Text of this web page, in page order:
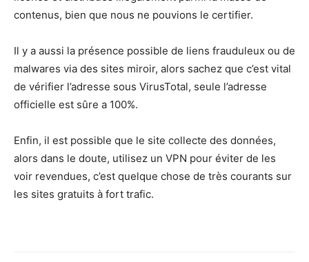
contenus, bien que nous ne pouvions le certifier.
Il y a aussi la présence possible de liens frauduleux ou de
malwares via des sites miroir, alors sachez que c’est vital
de vérifier l’adresse sous VirusTotal, seule l’adresse
officielle est sûre a 100%.
Enfin, il est possible que le site collecte des données,
alors dans le doute, utilisez un VPN pour éviter de les
voir revendues, c’est quelque chose de très courants sur
les sites gratuits à fort trafic.